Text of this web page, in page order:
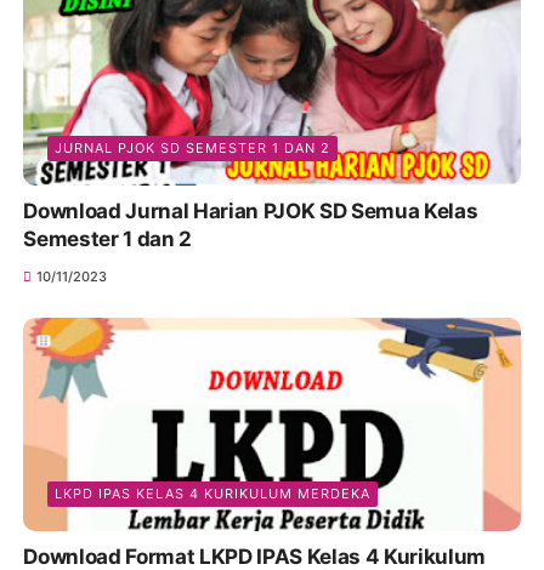
JURNAL PJOK SD SEMESTER 1 DAN 2
Download Jurnal Harian PJOK SD Semua Kelas
Semester 1 dan 2
10/11/2023
LKPD IPAS KELAS 4 KURIKULUM MERDEKA
Download Format LKPD IPAS Kelas 4 Kurikulum